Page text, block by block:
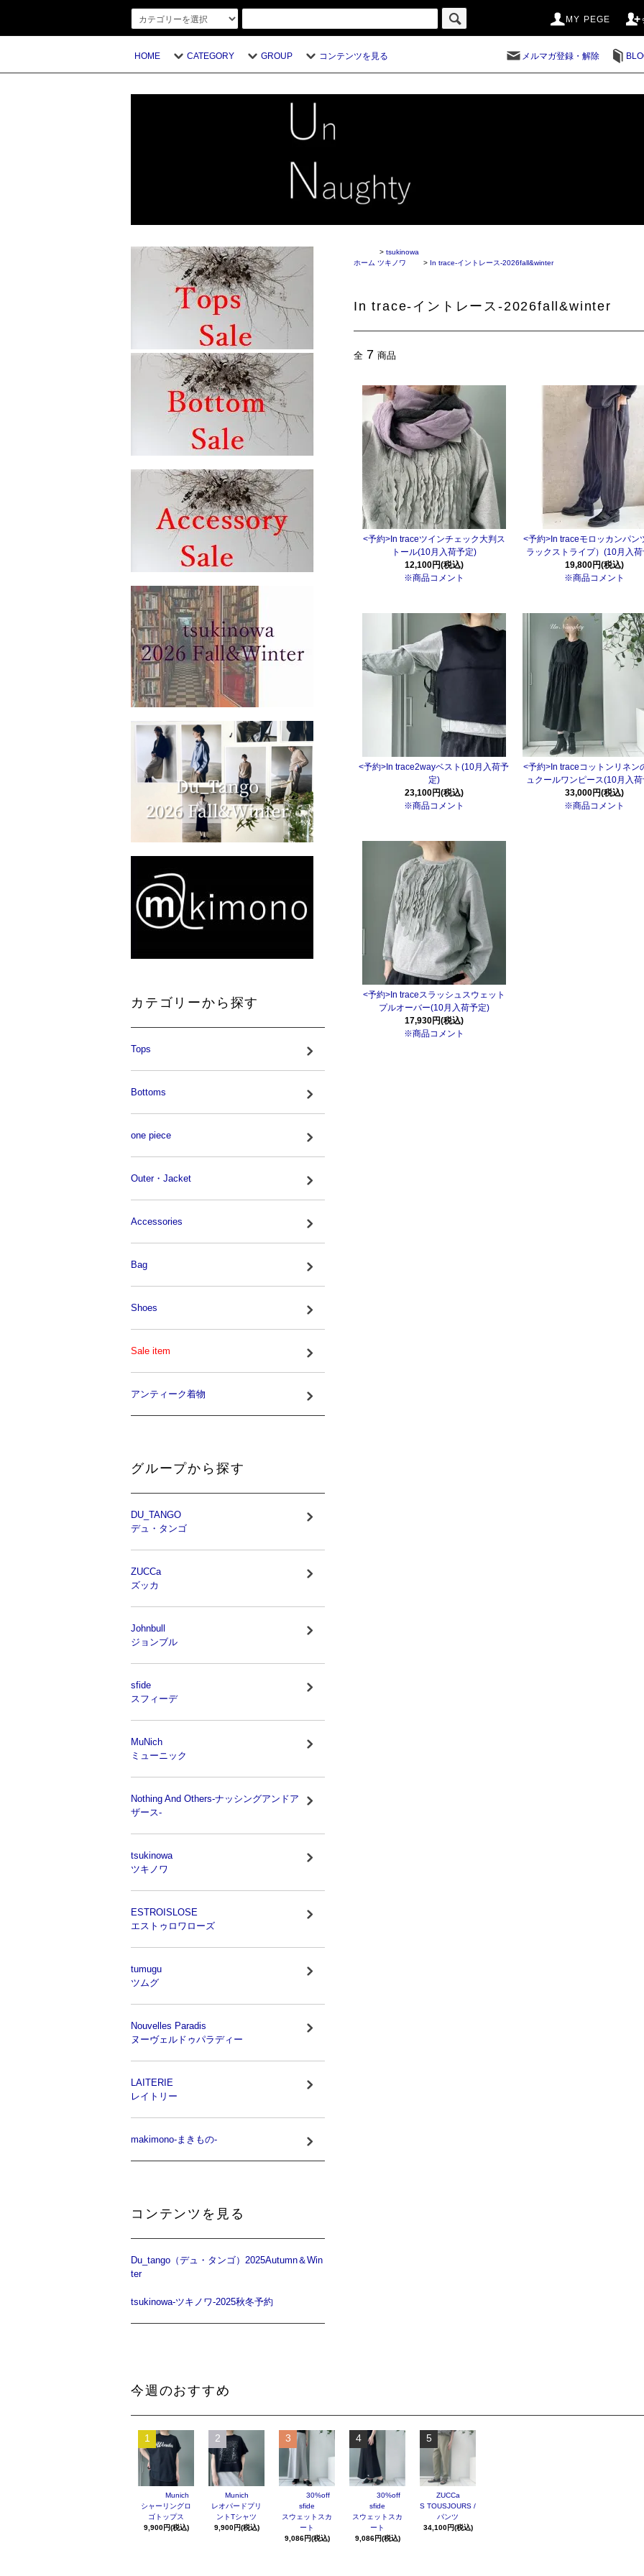
MY PEGE
HOME CATEGORY GROUP コンテンツを見る メルマガ登録・解除
ホーム
> tsukinowa
ツキノワ
> In trace-イントレース-2026fall&winter
In trace-イントレース-2026fall&winter
全 7 商品
<予約>In traceツインチェック大判ス
トール(10月入荷予定)
12,100円(税込)
※商品コメント
<予約>In traceモロッカンパン
ラックストライプ）(10月入
19,800円(税込)
※商品コメント
<予約>In trace2wayベスト(10月入荷予
定)
23,100円(税込)
※商品コメント
<予約>In traceコットンリネン
ュクールワンピース(10月入
33,000円(税込)
※商品コメント
<予約>In traceスラッシュスウェット
プルオーバー(10月入荷予定)
17,930円(税込)
※商品コメント
カテゴリーから探す
Tops
Bottoms
one piece
Outer・Jacket
Accessories
Bag
Shoes
Sale item
アンティーク着物
グループから探す
DU_TANGO
デュ・タンゴ
ZUCCa
ズッカ
Johnbull
ジョンブル
sfide
スフィーデ
MuNich
ミューニック
Nothing And Others-ナッシングアンドア
ザース-
tsukinowa
ツキノワ
ESTROISLOSE
エストゥロワローズ
tumugu
ツムグ
Nouvelles Paradis
ヌーヴェルドゥパラディー
LAITERIE
レイトリー
makimono-まきもの-
コンテンツを見る
Du_tango（デュ・タンゴ）2025Autumn＆Win
ter
tsukinowa-ツキノワ-2025秋冬予約
今週のおすすめ
1
Munich
シャーリングロ
ゴトップス
9,900円(税込)
2
Munich
レオパードプリ
ントTシャツ
9,900円(税込)
3
30%off
sfide
スウェットスカ
ート
9,086円(税込)
4
30%off
sfide
スウェットスカ
ート
9,086円(税込)
5
ZUCCa
S TOUSJOURS /
パンツ
34,100円(税込)